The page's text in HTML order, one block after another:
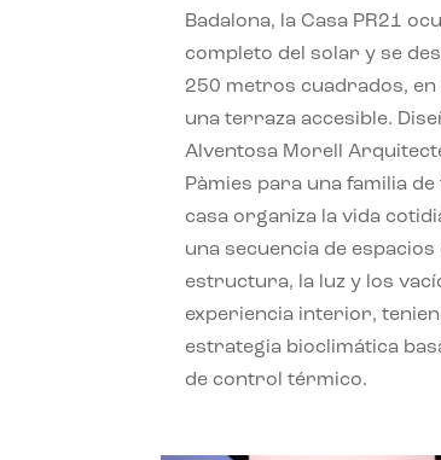
Badalona, la Casa PR21
completo del solar y se
250 metros cuadrados,
una terraza accesible.
Alventosa Morell
Pàmies para una familia
casa organiza la vida
una secuencia de espacios
estructura, la luz y los
experiencia interior,
estrategia bioclimática
de control térmico.